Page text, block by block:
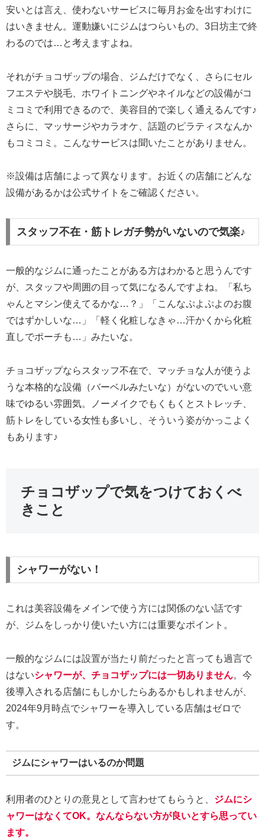
安いとは言え、使わないサービスに毎月お金を出すわけに
はいきません。運動嫌いにジムはつらいもの。3日坊主で終
わるのでは…と考えますよね。
それがチョコザップの場合、ジムだけでなく、さらにセル
フエステや脱毛、ホワイトニングやネイルなどの設備がコ
ミコミで利用できるので、美容目的で楽しく通えるんです♪
さらに、マッサージやカラオケ、話題のピラティスなんか
もコミコミ。こんなサービスは聞いたことがありません。
※設備は店舗によって異なります。お近くの店舗にどんな
設備があるかは公式サイトをご確認ください。
スタッフ不在・筋トレガチ勢がいないので気楽♪
一般的なジムに通ったことがある方はわかると思うんです
が、スタッフや周囲の目って気になるんですよね。「私ち
ゃんとマシン使えてるかな…？」「こんなぷよぷよのお腹
ではずかしいな…」「軽く化粧しなきゃ…汗かくから化粧
直しでポーチも…」みたいな。
チョコザップならスタッフ不在で、マッチョな人が使うよ
うな本格的な設備（バーベルみたいな）がないのでいい意
味でゆるい雰囲気。ノーメイクでもくもくとストレッチ、
筋トレをしている女性も多いし、そういう姿がかっこよく
もあります♪
チョコザップで気をつけておくべ
きこと
シャワーがない！
これは美容設備をメインで使う方には関係のない話です
が、ジムをしっかり使いたい方には重要なポイント。
一般的なジムには設置が当たり前だったと言っても過言で
はないシャワーが、チョコザップには一切ありません。今
後導入される店舗にもしかしたらあるかもしれませんが、
2024年9月時点でシャワーを導入している店舗はゼロで
す。
ジムにシャワーはいるのか問題
利用者のひとりの意見として言わせてもらうと、 ジムにシ
ャワーはなくてOK。なんならない方が良いとすら思ってい
ます。